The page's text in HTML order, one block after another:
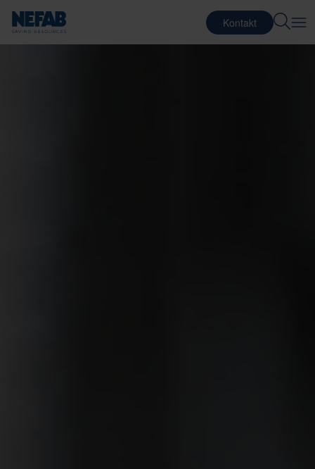
Kontakt